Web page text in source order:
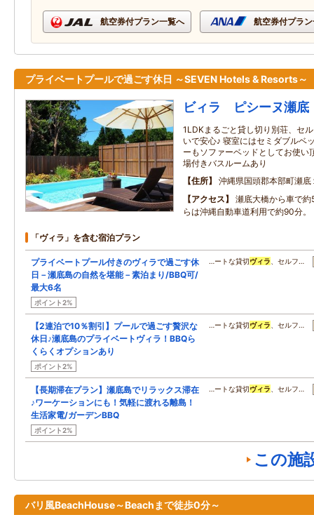
航空券付プラン一覧へ 航空券付プラ
プライベートプールで過ごす休日 ～SEVEN Hotels & Resorts～
ビィラ ピシーヌ瀬底
1LDKまるごと貸し切り別荘、セ
いで安心♪ 寝室にはセミダブルベ
ーもソファーベッドとしてお使い
場付きバスルームあり
住所
沖縄県国頭郡本部町瀬底
アクセス
瀬底大橋から車で
らは沖縄自動車道利用で約90分。
「ヴィラ」を含む宿泊プラン
プライベートプール付きのヴィラで過ごす休
日－瀬底島の自然を堪能－素泊まり/BBQ可/
最大6名
ポイント2%
…ートな貸切ヴィラ 、セルフ…
【2連泊で10％割引】プールで過ごす贅沢な
休日♪瀬底島のプライベートヴィラ！BBQら
くらくオプションあり
ポイント2%
…ートな貸切ヴィラ 、セルフ…
【長期滞在プラン】瀬底島でリラックス滞在
♪ワーケーションにも！気軽に渡れる離島！
生活家電/ガーデンBBQ
ポイント2%
…ートな貸切ヴィラ 、セルフ…
この施
バリ風BeachHouse～Beachまで徒歩0分～